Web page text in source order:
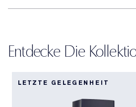
Entdecke Die
LETZTE GELEGENHEIT